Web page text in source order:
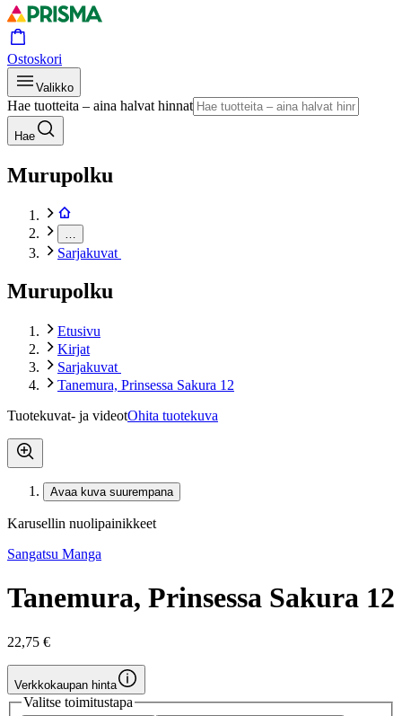
Ostoskori
Valikko
Hae tuotteita – aina halvat hinnat
Hae
Murupolku
Sarjakuvat
Murupolku
Etusivu
Kirjat
Sarjakuvat
Tanemura, Prinsessa Sakura 12
Tuotekuvat- ja videotOhita tuotekuva
Avaa kuva suurempana
Karusellin nuolipainikkeet
Sangatsu Manga
Tanemura, Prinsessa Sakura 12
22,75 €
Verkkokaupan hinta
Valitse toimitustapa